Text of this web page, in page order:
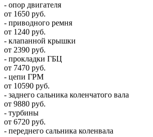
- опор двигателя
от 1650 руб.
- приводного ремня
от 1240 руб.
- клапанной крышки
от 2390 руб.
- прокладки ГБЦ
от 7470 руб.
- цепи ГРМ
от 10590 руб.
- заднего сальника коленчатого вала
от 9880 руб.
- турбины
от 6720 руб.
- переднего сальника коленвала